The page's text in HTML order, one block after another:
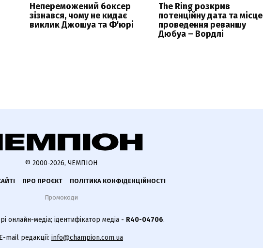
Непереможений боксер
зізнався, чому не кидає
виклик Джошуа та Ф'юрі
The Ring розкрив
потенційну дата та місце
проведення реваншу
Дюбуа – Вордлі
© 2000-2026, ЧЕМПІОН
ПРО ПРОЄКТ ПОЛІТИКА КОНФІДЕНЦІЙНОСТІ
Промокоди
онлайн-медіа; ідентифікатор медіа - R40-04706.
E-mail редакції: info@champion.com.ua